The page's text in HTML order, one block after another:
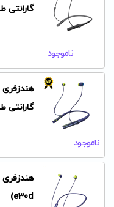
گارانتی
ناموجود
گارانتی
ناموجود
e30d)